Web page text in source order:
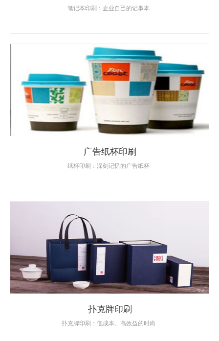
笔记本印刷：企业自己的记事本
广告纸杯印刷
纸杯印刷：深刻记忆的广告纸杯
扑克牌印刷
扑克牌印刷：低成本、高效益的时尚